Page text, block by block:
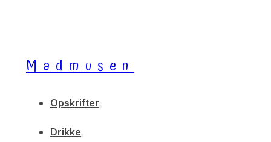
Madmusen
Opskrifter
Drikke